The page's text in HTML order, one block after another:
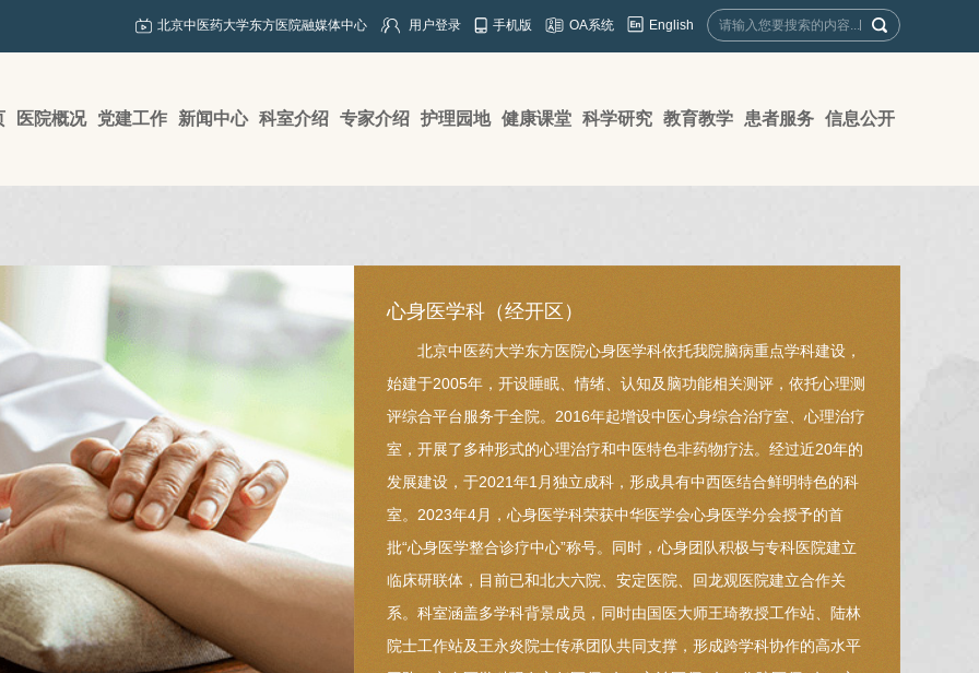
北京中医药大学东方医院融媒体中心 用户登录 手机版 OA系统 English
医院概况 党建工作 新闻中心 科室介绍 专家介绍 护理园地 健康课堂 科学研究 教育教学 患者服务 信息公开
心身医学科（经开区）
北京中医药大学东方医院心身医学科依托我院脑病重点学科建设，
始建于2005年，开设睡眠、情绪、认知及脑功能相关测评，依托心理测
评综合平台服务于全院。2016年起增设中医心身综合治疗室、心理治疗
室，开展了多种形式的心理治疗和中医特色非药物疗法。经过近20年的
发展建设，于2021年1月独立成科，形成具有中西医结合鲜明特色的科
室。2023年4月，心身医学科荣获中华医学会心身医学分会授予的首
批“心身医学整合诊疗中心”称号。同时，心身团队积极与专科医院建立
临床研联体，目前已和北大六院、安定医院、回龙观医院建立合作关
系。科室涵盖多学科背景成员，同时由国医大师王琦教授工作站、陆林
院士工作站及王永炎院士传承团队共同支撑，形成跨学科协作的高水平